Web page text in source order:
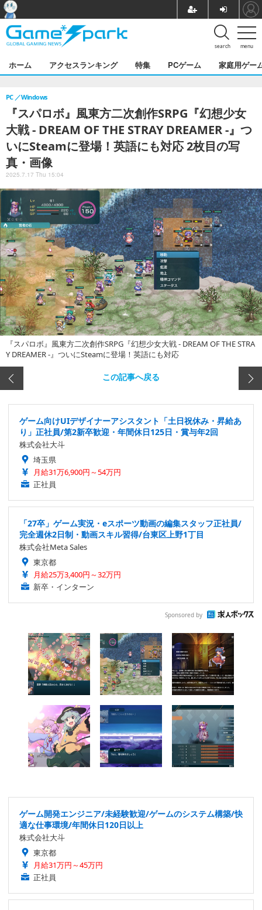
menu
search
ホーム アクセスランキング 特集 PCゲーム 家庭用ゲー
『スパロボ』風東方二次創作SRPG『幻想少女
大戦 - DREAM OF THE STRAY DREAMER -』つ
いにSteamに登場！英語にも対応 2枚目の写
真・画像
PC Windows
2025.7.17 Thu 15:04
『スパロボ』風東方二次創作SRPG『幻想少女大戦 - DREAM OF THE STRA
Y DREAMER -』ついにSteamに登場！英語にも対応
この記事へ戻る
ゲーム向けUIデザイナーアシスタント「土日祝休み・昇給あ
り」正社員/第2新卒歓迎・年間休日125日・賞与年2回
株式会社大斗
埼玉県
月給31万6,900円～54万円
正社員
「27卒」ゲーム実況・eスポーツ動画の編集スタッフ正社員/
完全週休2日制・動画スキル習得/台東区上野1丁目
株式会社Meta Sales
東京都
月給25万3,400円～32万円
新卒・インターン
Sponsored by
ゲーム開発エンジニア/未経験歓迎/ゲームのシステム構築/快
適な仕事環境/年間休日120日以上
株式会社大斗
東京都
月給31万円～45万円
正社員